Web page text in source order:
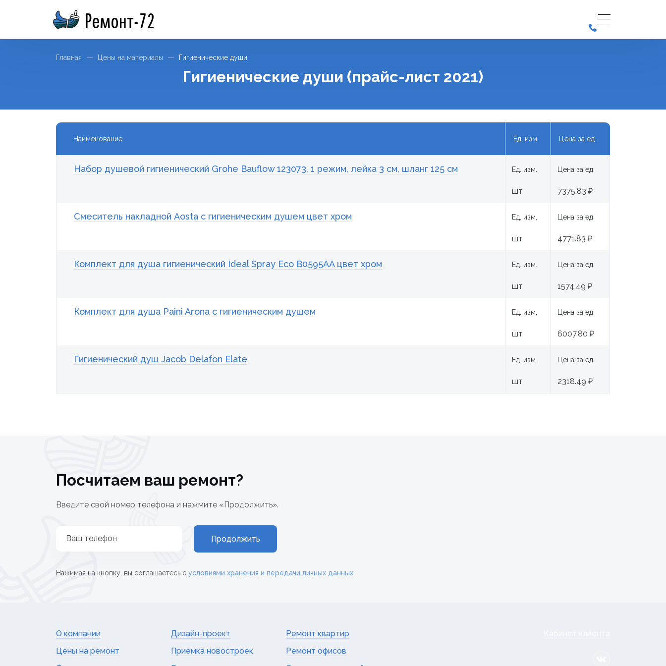
Ремонт-72
Главная Цены на материалы Гигиенические души
Гигиенические души (прайс-лист 2021)
Наименование Ед. изм. Цена за ед.
Набор душевой гигиенический Grohe Bauflow 123073, 1 режим, лейка 3 см, шланг 125 см Ед. изм.
шт
Цена за ед.
7375.83 ₽
Смеситель накладной Aosta c гигиеническим душем цвет хром Ед. изм.
шт
Цена за ед.
4771.83 ₽
Комплект для душа гигиенический Ideal Spray Eco B0595AA цвет хром Ед. изм.
шт
Цена за ед.
1574.49 ₽
Комплект для душа Paini Arona с гигиеническим душем Ед. изм.
шт
Цена за ед.
6007.80 ₽
Гигиенический душ Jacob Delafon Elate Ед. изм.
шт
Цена за ед.
2318.49 ₽
Посчитаем ваш ремонт?
Введите свой номер телефона и нажмите «Продолжить».
Ваш телефон Продолжить
Нажимая на кнопку, вы соглашаетесь с условиями хранения и передачи личных данных
О компании
Цены на ремонт
Дизайн-проект
Приемка новостроек
Ремонт квартир
Ремонт офисов